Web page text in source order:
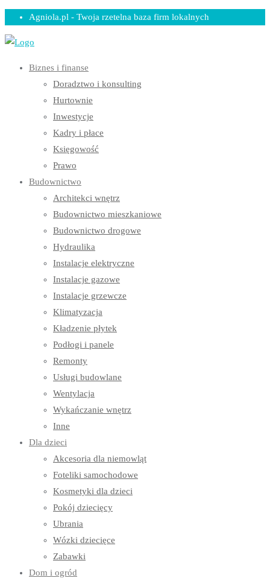
Skip
to
content
Agniola.pl - Twoja rzetelna baza firm lokalnych
Biznes i finanse
Doradztwo i konsulting
Hurtownie
Inwestycje
Kadry i płace
Księgowość
Prawo
Budownictwo
Architekci wnętrz
Budownictwo mieszkaniowe
Budownictwo drogowe
Hydraulika
Instalacje elektryczne
Instalacje gazowe
Instalacje grzewcze
Klimatyzacja
Kładzenie płytek
Podłogi i panele
Remonty
Usługi budowlane
Wentylacja
Wykańczanie wnętrz
Inne
Dla dzieci
Akcesoria dla niemowląt
Foteliki samochodowe
Kosmetyki dla dzieci
Pokój dziecięcy
Ubrania
Wózki dziecięce
Zabawki
Dom i ogród